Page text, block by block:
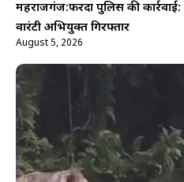
महराजगंज:फरेंदा पुलिस की
वारंटी अभियुक्त गिरफ्तार
August 5, 2026